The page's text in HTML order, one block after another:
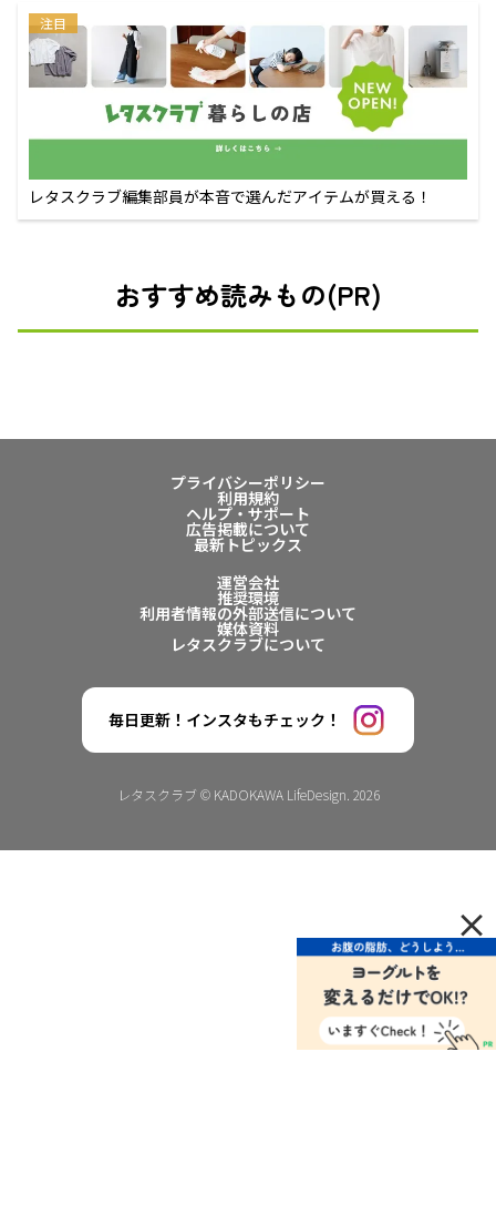
注目
レタスクラブ編集部員が本音で選んだアイテムが買える！
おすすめ読みもの(PR)
プライバシーポリシー
利用規約
ヘルプ・サポート
広告掲載について
最新トピックス
運営会社
推奨環境
利用者情報の外部送信について
媒体資料
レタスクラブについて
毎日更新！インスタもチェック！
レタスクラブ © KADOKAWA LifeDesign. 2026
×